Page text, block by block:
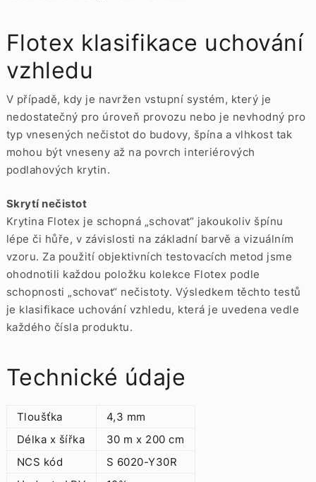
Flotex klasifikace uchování
vzhledu
V případě, kdy je navržen vstupní systém, který je
nedostatečný pro úroveň provozu nebo je nevhodný pro
typ vnesených nečistot do budovy, špína a vlhkost tak
mohou být vneseny až na povrch interiérových
podlahových krytin.
Skrytí nečistot
Krytina Flotex je schopná „schovat“ jakoukoliv špínu
lépe či hůře, v závislosti na základní barvě a vizuálním
vzoru. Za použití objektivních testovacích metod jsme
ohodnotili každou položku kolekce Flotex podle
schopnosti „schovat“ nečistoty. Výsledkem těchto testů
je klasifikace uchování vzhledu, která je uvedena vedle
každého čísla produktu.
Technické údaje
Tloušťka
4,3 mm
Délka x šířka
30 m x 200 cm
NCS kód
S 6020-Y30R